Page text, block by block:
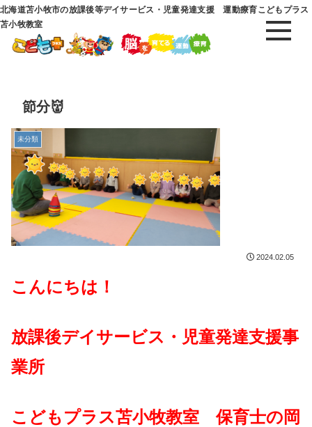
北海道苫小牧市の放課後等デイサービス・児童発達支援 運動療育こどもプラス
苫小牧教室
節分👹
未分類
2024.02.05
こんにちは！
放課後デイサービス・児童発達支援事
業所
こどもプラス苫小牧教室 保育士の岡